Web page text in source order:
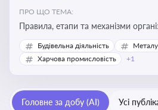
ПРО ЩО ТЕМА:
Правила, етапи та механізми
проведення закупівель товарів,
державні чи публічні кошти
Будівельна діяльність
Харчова промисловість
+1
Головне за добу (AI) Усі